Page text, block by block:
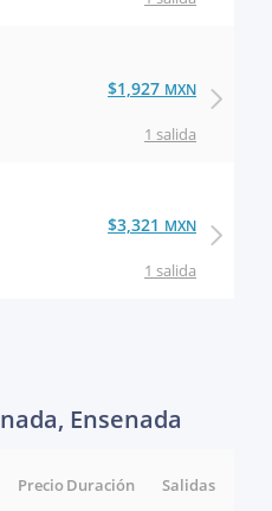
1 salida
$1,927 MXN
1 salida
$3,321 MXN
Ensenada
Salidas
Duración
Precio